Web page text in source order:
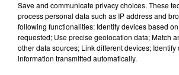
Save and communicate privacy choices. These
process personal data such as IP address and
following functionalities: Identify devices based
requested; Use precise geolocation data; Match
other data sources; Link different devices;
information transmitted automatically.